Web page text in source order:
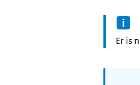
Er is